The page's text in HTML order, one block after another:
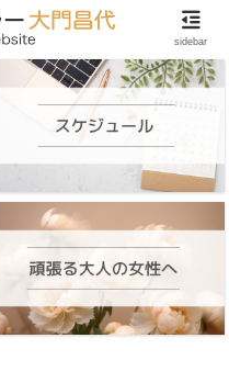
ラインカウンセリング
sidebar